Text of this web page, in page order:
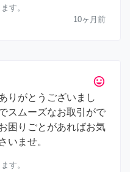
す。
10ヶ月前
tag_faces
りがとうございまし
スムーズなお取引がで
困りごとがあればお気
いませ。
す。